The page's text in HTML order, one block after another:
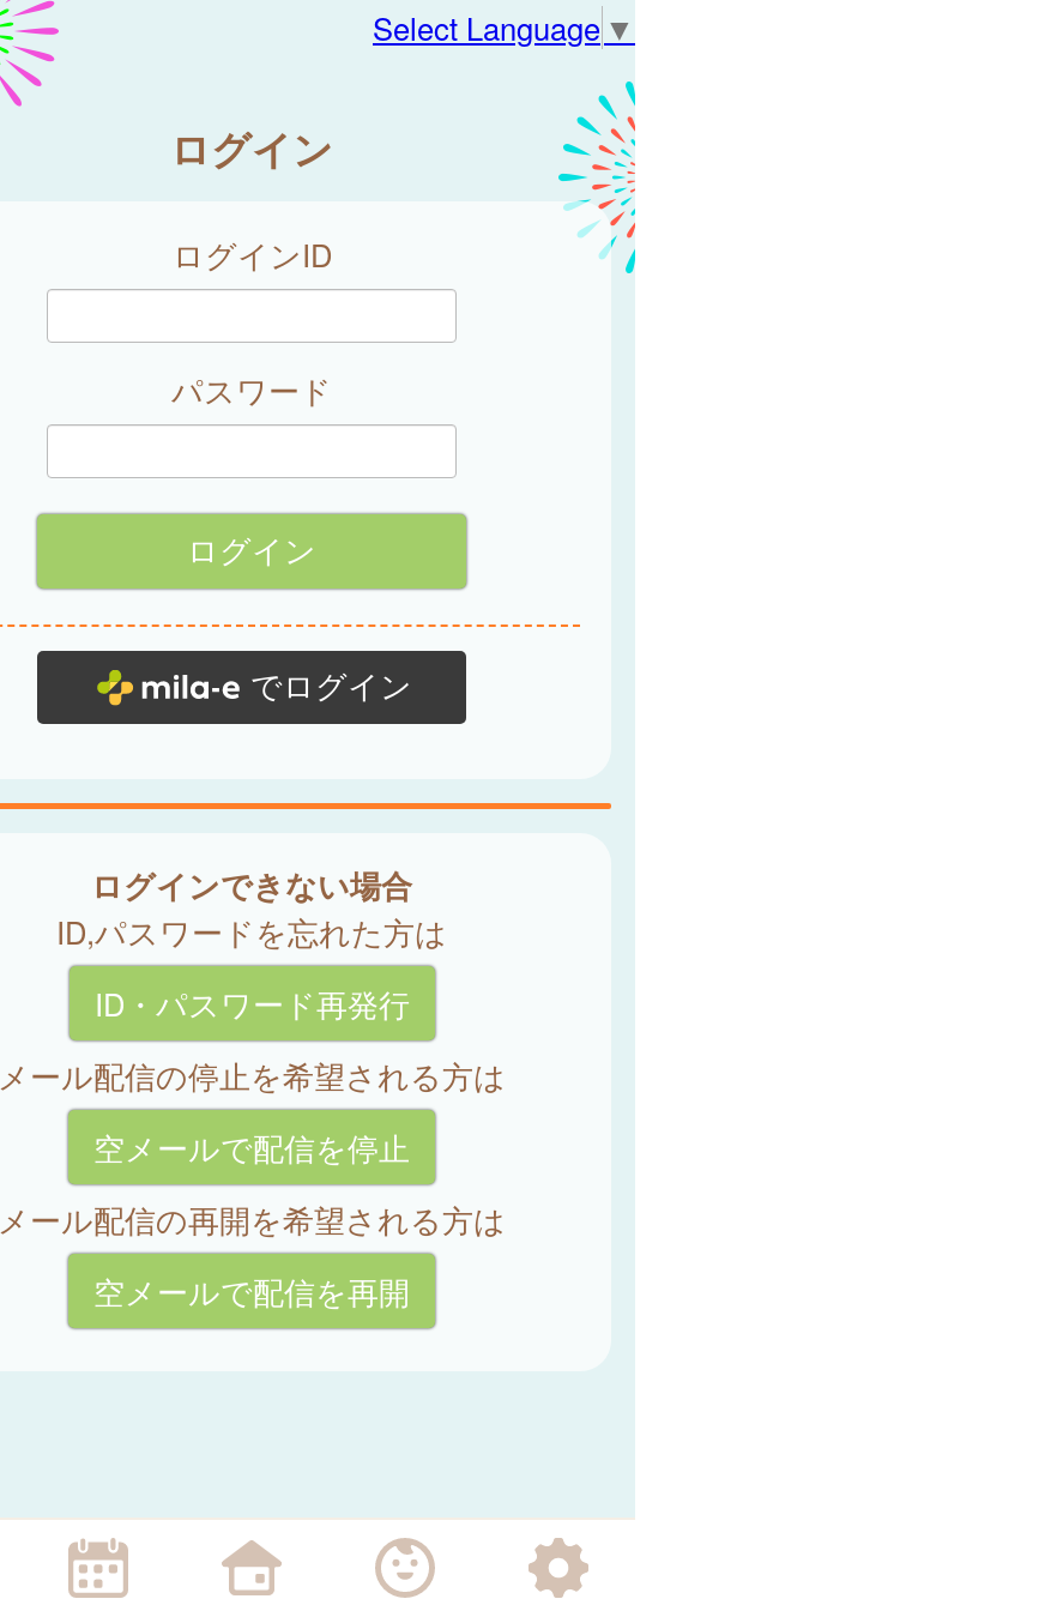
Select Language ▼
ログイン
ログインID
パスワード
でログイン
ログインできない場合
ID,パスワードを忘れた方は
ID・パスワード再発行
メール配信の停止を希望される方は
空メールで配信を停止
メール配信の再開を希望される方は
空メールで配信を再開